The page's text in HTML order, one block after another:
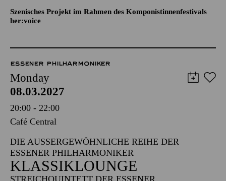
Szenisches Projekt im Rahmen des Komponistinnenfestivals
her:voice
ESSENER PHILHARMONIKER
Monday
08.03.2027
20:00 - 22:00
Café Central
DIE AUSSERGEWÖHNLICHE REIHE DER E
SSENER PHILHARMONIKER
KLASSIKLOUNGE
STREICHQUINTETT DER ESSENER